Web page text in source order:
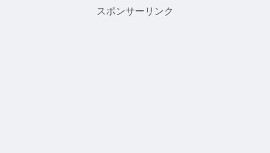
クリスマス）とヤシの木と星の
様々なカテゴリーの人が楽しめ
スポンサーリンク